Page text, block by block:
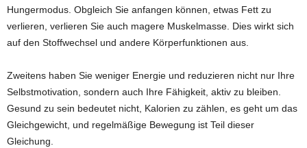
Hungermodus. Obgleich Sie anfangen können, etwas Fett zu
verlieren, verlieren Sie auch magere Muskelmasse. Dies wirkt sich
auf den Stoffwechsel und andere Körperfunktionen aus.
Zweitens haben Sie weniger Energie und reduzieren nicht nur Ihre
Selbstmotivation, sondern auch Ihre Fähigkeit, aktiv zu bleiben.
Gesund zu sein bedeutet nicht, Kalorien zu zählen, es geht um das
Gleichgewicht, und regelmäßige Bewegung ist Teil dieser
Gleichung.